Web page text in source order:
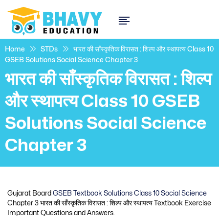
Home STDs
भारत की साँस्कृतिक विरासत : शिल्प और स्थापत्य Class 10
GSEB Solutions Social Science Chapter 3
भारत की साँस्कृतिक विरासत : शिल्प
और स्थापत्य Class 10 GSEB
Solutions Social Science
Chapter 3
Gujarat Board GSEB Textbook Solutions Class 10 Social Science
Chapter 3 भारत की साँस्कृतिक विरासत : शिल्प और स्थापत्य Textbook Exercise
Important Questions and Answers.